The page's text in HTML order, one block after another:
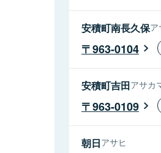
安積町南長久保
963-0104
安積町吉田アサカ
963-0109
朝日アサヒ